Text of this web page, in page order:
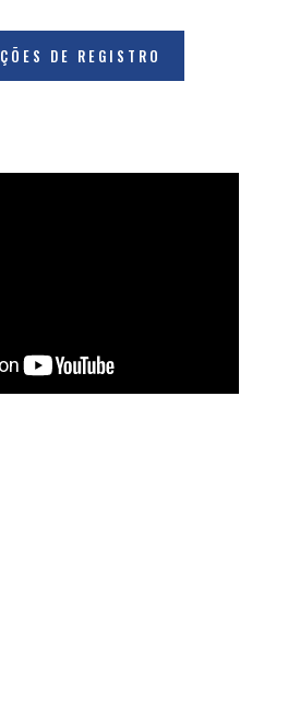
DE REGISTRO